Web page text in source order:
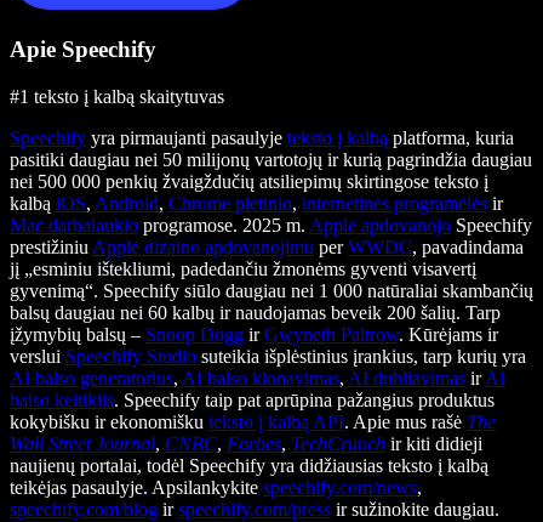
Apie Speechify
#1 teksto į kalbą skaitytuvas
Speechify yra pirmaujanti pasaulyje teksto į kalbą platforma, kuria
pasitiki daugiau nei 50 milijonų vartotojų ir kurią pagrindžia daugiau
nei 500 000 penkių žvaigždučių atsiliepimų skirtingose teksto į
kalbą iOS, Android, Chrome plėtinio, internetinės programėlės ir
Mac darbalaukio programose. 2025 m. Apple apdovanojo Speechify
prestižiniu Apple dizaino apdovanojimu perWWDC, pavadindama
jį „esminiu ištekliumi, padedančiu žmonėms gyventi visavertį
gyvenimą“. Speechify siūlo daugiau nei 1 000 natūraliai skambančių
balsų daugiau nei 60 kalbų ir naudojamas beveik 200 šalių. Tarp
įžymybių balsų – Snoop Dogg irGwyneth Paltrow. Kūrėjams ir
verslui Speechify Studio suteikia išplėstinius įrankius, tarp kurių yra
AI balso generatorius, AI balso klonavimas, AI dubliavimas irAI
balso keitiklis. Speechify taip pat aprūpina pažangius produktus
kokybišku ir ekonomišku teksto į kalbą API. Apie mus rašė The
Wall Street Journal, CNBC, Forbes, TechCrunch ir kiti didieji
naujienų portalai, todėl Speechify yra didžiausias teksto į kalbą
teikėjas pasaulyje. Apsilankykite speechify.com/news,
speechify.com/blog irspeechify.com/press ir sužinokite daugiau.